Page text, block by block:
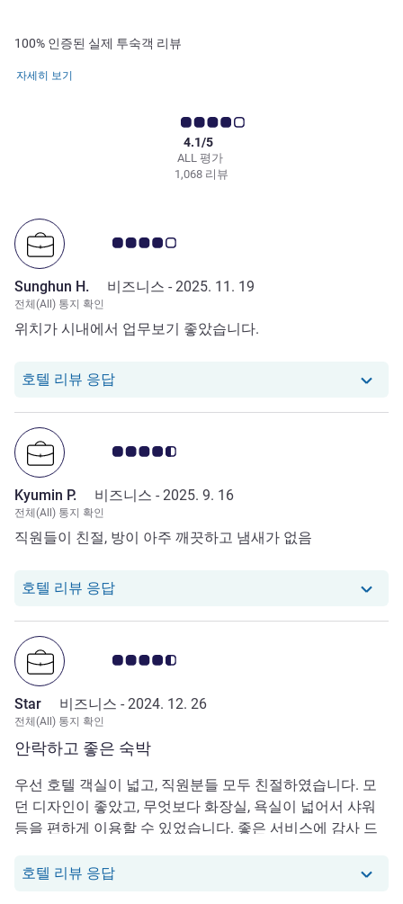
100% 인증된 실제 투숙객 리뷰
자세히 보기
ALL 평가
4.1/5
1,068 리뷰
고객 평점 4.0/5
Sunghun H. 비즈니스 - 2025. 11. 19
전체(All) 통지 확인
위치가 시내에서 업무보기 좋았습니다.
호텔 리뷰 응답당 호텔에서는 Sunghun H.로부터의 리뷰에
고객 평점 4.5/5
Kyumin P. 비즈니스 - 2025. 9. 16
전체(All) 통지 확인
직원들이 친절, 방이 아주 깨끗하고 냄새가 없음
호텔 리뷰 응답당 호텔에서는 Kyumin P.로부터의 리뷰에 응
안락하고 좋은 숙박
고객 평점 4.5/5
Star 비즈니스 - 2024. 12. 26
전체(All) 통지 확인
우선 호텔 객실이 넓고, 직원분들 모두 친절하였습니다. 모
던 디자인이 좋았고, 무엇보다 화장실, 욕실이 넓어서 샤워
등을 편하게 이용할 수 있었습니다. 좋은 서비스에 감사 드
호텔 리뷰 응답당 호텔에서는 Star로부터의 리뷰에 응답했습